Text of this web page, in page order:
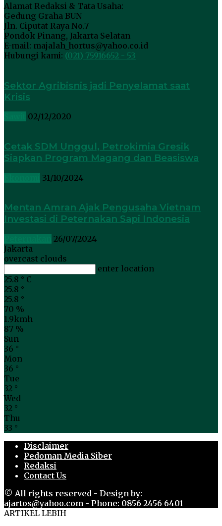
Alamat Redaksi & Tata Usaha:
Gedung Graha BUN
Jln. Ciputat Raya No.7
Pondok Pinang, Jakarta Selatan
E-mail: majalah_hortus@yahoo.co.id
Hubungi kami: (021) 75916652 - 53
Sektor Agribisnis jadi Penyelamat saat
Krisis
02/12/2020
Cetak SDM Unggul, Petrokimia Gresik
Siapkan Program Magang dan Beasiswa
31/10/2024
Mentan Amran Ajak Pengusaha Vietnam
Investasi di Peternakan Sapi Indonesia
26/07/2024
Jakarta
overcast clouds
enter location
25.8 ° C
25.8 °
25.8 °
70 %
1.9kmh
87 %
Sun
36 °
Mon
36 °
Tue
32 °
Wed
32 °
Thu
33 °
Disclaimer
Pedoman Media Siber
Redaksi
Contact Us
© All rights reserved - Design by:
ajartos@yahoo.com - Phone: 0856 2456 6401
ARTIKEL LEBIH